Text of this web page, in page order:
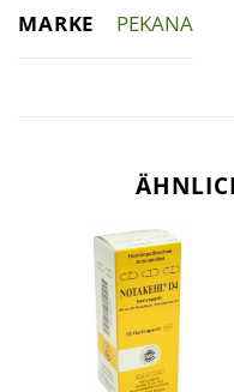
MARKE PEKANA